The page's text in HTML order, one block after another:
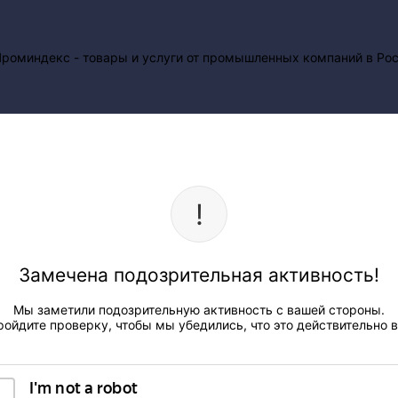
Замечена подозрительная активность!
Мы заметили подозрительную активность с вашей стороны.
проверку, чтобы мы убедились, что это действительно